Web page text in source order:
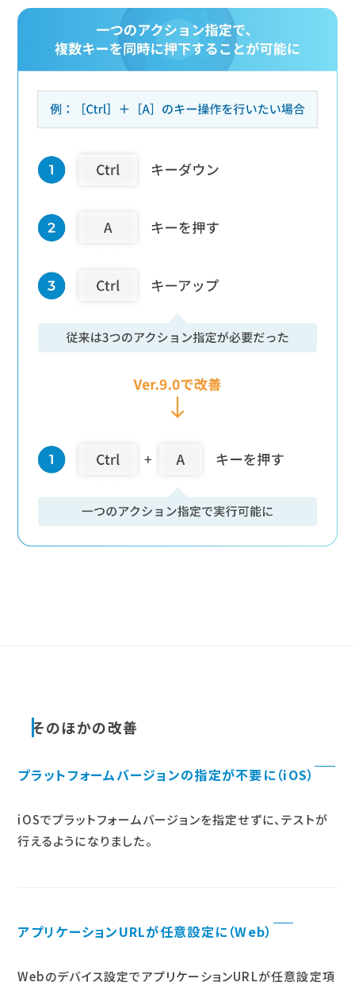
そのほかの改善
プラットフォームバージョンの指定が不要に（iOS）
iOSでプラットフォームバージョンを指定せずに、テストが
行えるようになりました。
アプリケーションURLが任意設定に（Web）
Webのデバイス設定でアプリケーションURLが任意設定項